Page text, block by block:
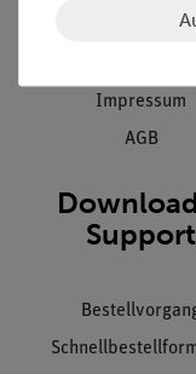
Impressum
AGB
Support